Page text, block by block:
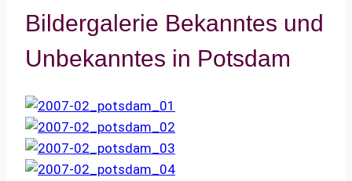
Bildergalerie Bekanntes und
Unbekanntes in Potsdam